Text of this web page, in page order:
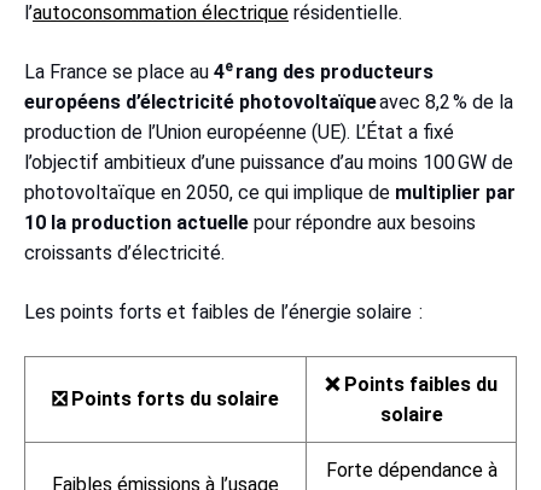
l’autoconsommation électrique résidentielle.
La France se place au 4e rang des producteurs
européens d’électricité photovoltaïqueavec 8,2 % de la
production de l’Union européenne (UE). L’État a fixé
l’objectif ambitieux d’une puissance d’au moins 100 GW de
photovoltaïque en 2050, ce qui implique de multiplier par
10 la production actuelle pour répondre aux besoins
croissants d’électricité.
Les points forts et faibles de l’énergie solaire :
❎ Points forts du solaire
❌ Points faibles du
solaire
Faibles émissions à l’usage
Forte dépendance à